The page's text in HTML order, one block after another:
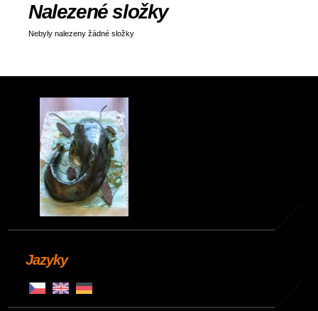
Nalezené složky
Nebyly nalezeny žádné složky
Jazyky